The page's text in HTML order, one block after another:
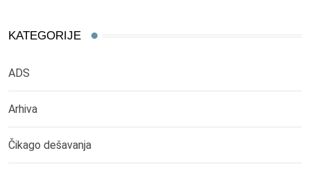
KATEGORIJE
ADS
Arhiva
Čikago dešavanja